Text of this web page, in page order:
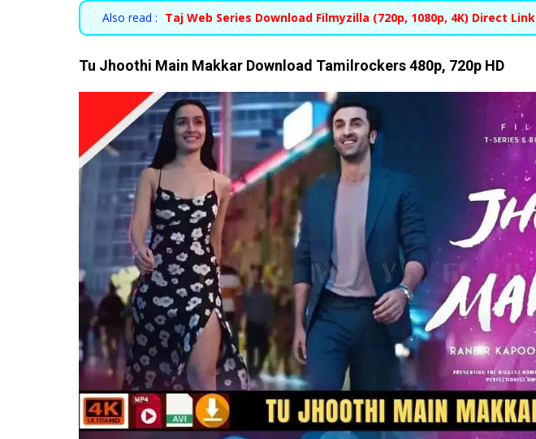
Also read : Taj Web Series Download Filmyzilla (720p, 1080p, 4K) Direct Link
Tu Jhoothi Main Makkar Download Tamilrockers 480p, 720p HD